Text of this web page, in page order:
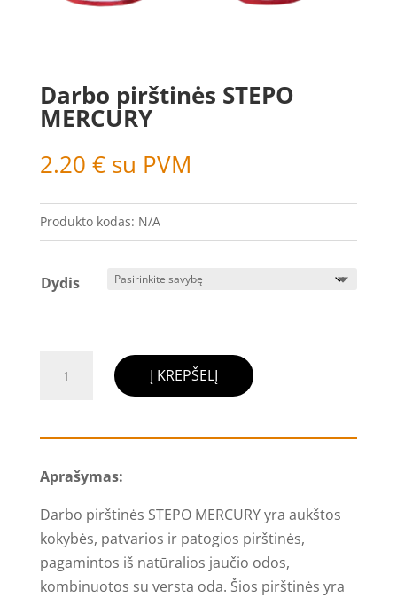
Darbo pirštinės STEPO
MERCURY
2.20 € su PVM
Produkto kodas: N/A
Dydis
kiekis:
pirštinės
MERCURY
Į KREPŠELĮ
Aprašymas:
Darbo pirštinės STEPO MERCURY yra aukštos
kokybės, patvarios ir patogios pirštinės,
pagamintos iš natūralios jaučio odos,
kombinuotos su versta oda. Šios pirštinės yra